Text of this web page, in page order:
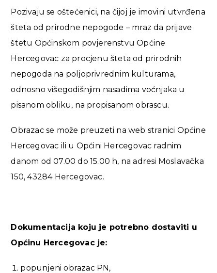
Pozivaju se oštećenici, na čijoj je imovini utvrđena
šteta od prirodne nepogode – mraz da prijave
štetu Općinskom povjerenstvu Općine
Hercegovac za procjenu šteta od prirodnih
nepogoda na poljoprivrednim kulturama,
odnosno višegodišnjim nasadima voćnjaka u
pisanom obliku, na propisanom obrascu.
Obrazac se može preuzeti na web stranici Općine
Hercegovac ili u Općini Hercegovac radnim
danom od 07.00 do 15.00 h, na adresi Moslavačka
150, 43284 Hercegovac.
Dokumentacija koju je potrebno dostaviti u
Općinu Hercegovac je:
popunjeni obrazac PN,